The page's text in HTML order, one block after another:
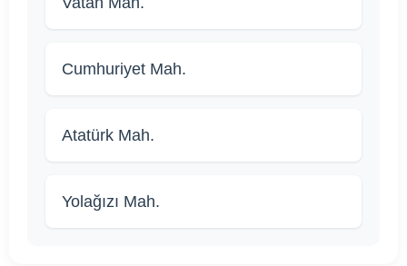
Cumhuriyet Mah.
Atatürk Mah.
Yolağızı Mah.